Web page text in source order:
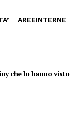
AREEINTERNE
che lo hanno visto